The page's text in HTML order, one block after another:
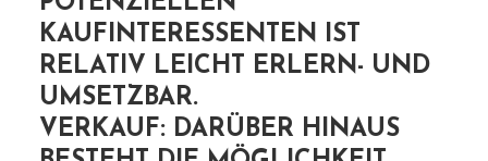
KAUFINTERESSENTEN IST
RELATIV LEICHT ERLERN- UND
UMSETZBAR.
VERKAUF: DARÜBER HINAUS